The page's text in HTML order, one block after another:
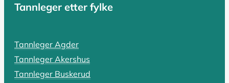
Tannlegevakt: Hva koster
En pulserende tannpine som holder deg våken, en
Tannleger etter fylke
Tannleger Agder
Tannleger Akershus
Tannleger Buskerud